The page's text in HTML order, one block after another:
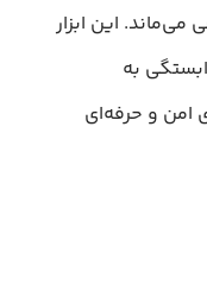
می‌ماند. این ابزار
به
و حرفه‌ای